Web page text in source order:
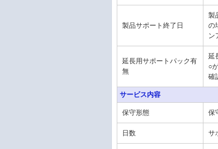
製品サポート終了日
製
の
ン
延長用サポートパック有
無
延
○
確
サービス内容
保守形態 保
日数 サ